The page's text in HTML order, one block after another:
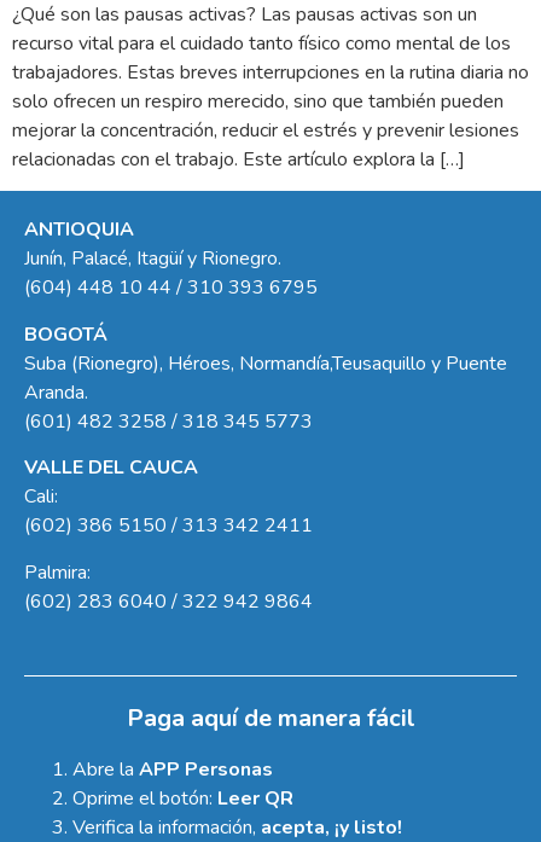
¿Qué son las pausas activas? Las pausas activas son un
recurso vital para el cuidado tanto físico como mental de los
trabajadores. Estas breves interrupciones en la rutina diaria no
solo ofrecen un respiro merecido, sino que también pueden
mejorar la concentración, reducir el estrés y prevenir lesiones
relacionadas con el trabajo. Este artículo explora la […]
ANTIOQUIA
Junín, Palacé, Itagüí y Rionegro.
(604) 448 10 44 / 310 393 6795
BOGOTÁ
Suba (Rionegro), Héroes, Normandía,Teusaquillo y Puente
Aranda.
(601) 482 3258 / 318 345 5773
VALLE DEL CAUCA
Cali:
(602) 386 5150 / 313 342 2411
Palmira:
(602) 283 6040 / 322 942 9864
Paga aquí de manera fácil
Abre la APP Personas
Oprime el botón: Leer QR
Verifica la información, acepta, ¡y listo!